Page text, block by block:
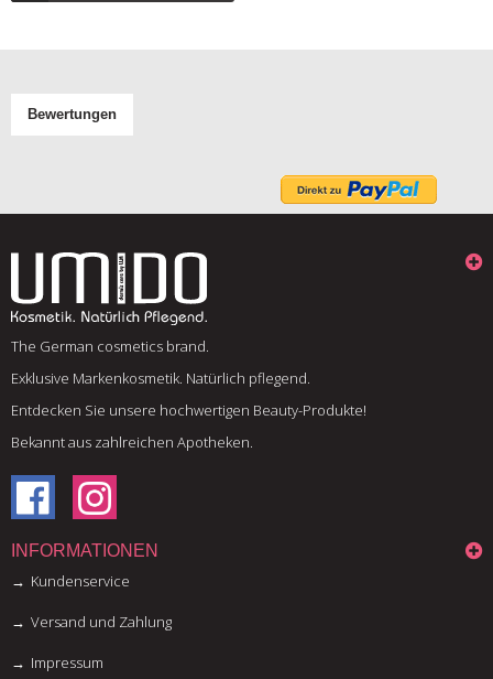
Bewertungen
The German cosmetics brand.
Exklusive Markenkosmetik. Natürlich pflegend.
Entdecken Sie unsere hochwertigen Beauty-Produkte!
Bekannt aus zahlreichen Apotheken.
INFORMATIONEN
Kundenservice
Versand und Zahlung
Impressum